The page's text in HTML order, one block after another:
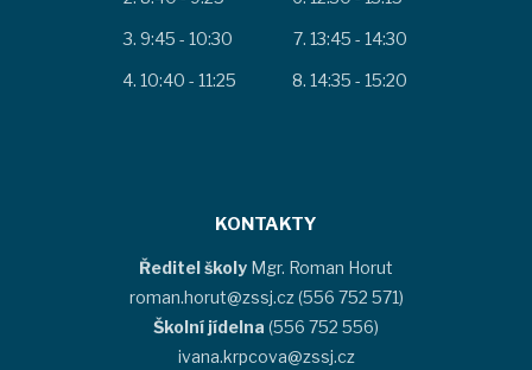
9:45 - 10:30
10:40 - 11:25
13:45 - 14:30
14:35 - 15:20
KONTAKTY
Ředitel školy Mgr. Roman Horut
roman.horut@zssj.cz (556 752 571)
Školní jídelna (556 752 556)
ivana.krpcova@zssj.cz